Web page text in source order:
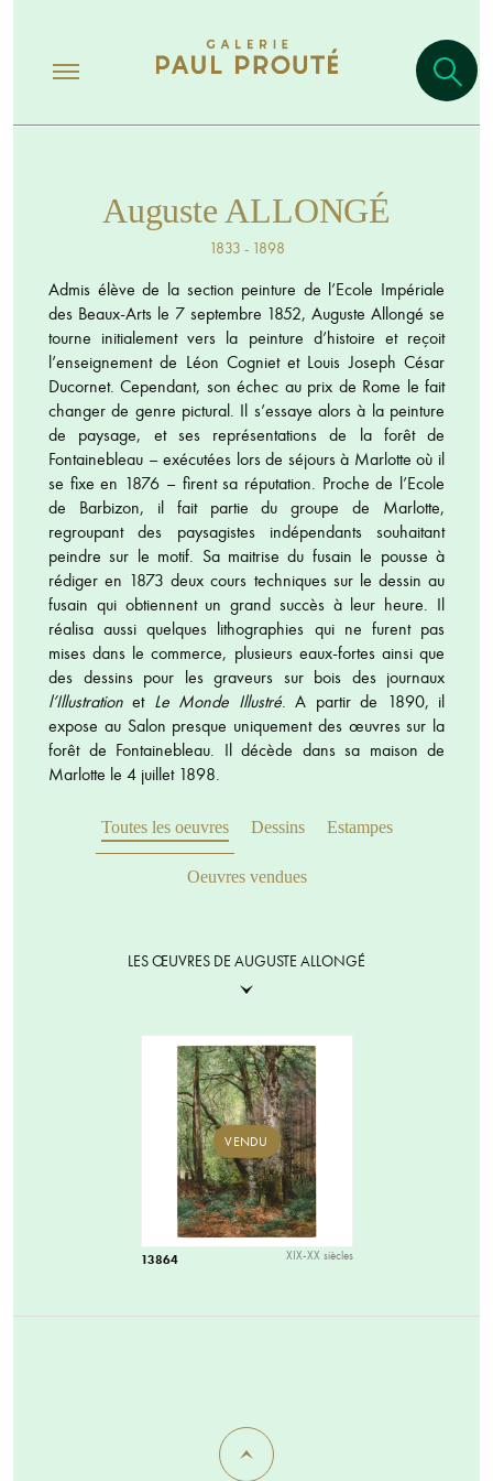
Auguste ALLONGÉ
1833 - 1898
Admis élève de la section peinture de l’Ecole Impériale
des Beaux-Arts le 7 septembre 1852, Auguste Allongé se
tourne initialement vers la peinture d’histoire et reçoit
l’enseignement de Léon Cogniet et Louis Joseph César
Ducornet. Cependant, son échec au prix de Rome le fait
changer de genre pictural. Il s’essaye alors à la peinture
de paysage, et ses représentations de la forêt de
Fontainebleau – exécutées lors de séjours à Marlotte où il
se fixe en 1876 – firent sa réputation. Proche de l’Ecole
de Barbizon, il fait partie du groupe de Marlotte,
regroupant des paysagistes indépendants souhaitant
peindre sur le motif. Sa maitrise du fusain le pousse à
rédiger en 1873 deux cours techniques sur le dessin au
fusain qui obtiennent un grand succès à leur heure. Il
réalisa aussi quelques lithographies qui ne furent pas
mises dans le commerce, plusieurs eaux-fortes ainsi que
des dessins pour les graveurs sur bois des journaux
l’Illustration et Le Monde Illustré. A partir de 1890, il
expose au Salon presque uniquement des œuvres sur la
forêt de Fontainebleau. Il décède dans sa maison de
Marlotte le 4 juillet 1898.
Toutes les oeuvres Dessins Estampes
Oeuvres vendues
LES ŒUVRES DE AUGUSTE ALLONGÉ
VENDU
13864 XIX-XX siècles